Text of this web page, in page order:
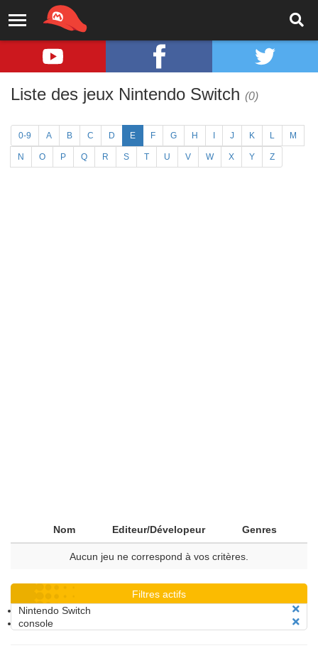
Liste des jeux Nintendo Switch (0)
0-9 A B C D E F G H J K L M
N O P Q R S T U V W X Y Z
Nom Editeur/Dévelopeur Genres
Aucun jeu ne correspond à vos critères.
Filtres actifs
Nintendo Switch
console